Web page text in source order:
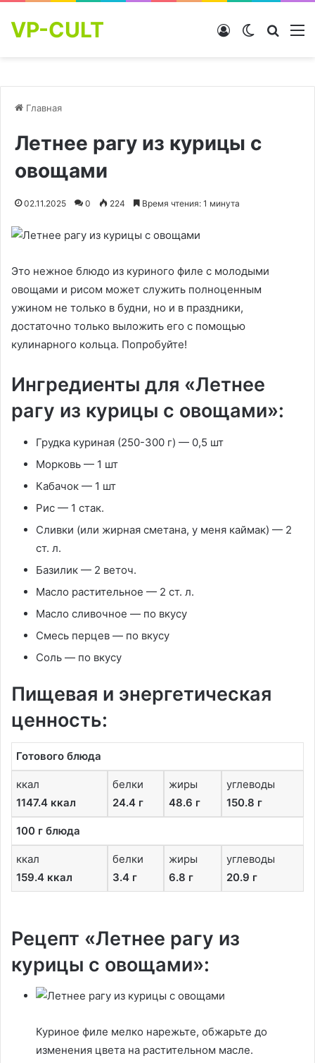
VP-CULT Switch skin
Войти
Главная
Летнее рагу из курицы с
овощами
02.11.2025 0 224 Время чтения: 1 минута
Это нежное блюдо из куриного филе с молодыми
овощами и рисом может служить полноценным
ужином не только в будни, но и в праздники,
достаточно только выложить его с помощью
кулинарного кольца. Попробуйте!
Ингредиенты для «Летнее
рагу из курицы с овощами»:
Грудка куриная (250-300 г) — 0,5 шт
Морковь — 1 шт
Кабачок — 1 шт
Рис — 1 стак.
Сливки (или жирная сметана, у меня каймак) — 2
ст. л.
Базилик — 2 веточ.
Масло растительное — 2 ст. л.
Масло сливочное — по вкусу
Смесь перцев — по вкусу
Соль — по вкусу
Пищевая и энергетическая
ценность:
Готового блюда
ккал
1147.4 ккал
белки
24.4 г
жиры
48.6 г
углеводы
150.8 г
100 г блюда
ккал
159.4 ккал
белки
3.4 г
жиры
6.8 г
углеводы
20.9 г
Рецепт «Летнее рагу из
курицы с овощами»:
Куриное филе мелко нарежьте, обжарьте до
изменения цвета на растительном масле.